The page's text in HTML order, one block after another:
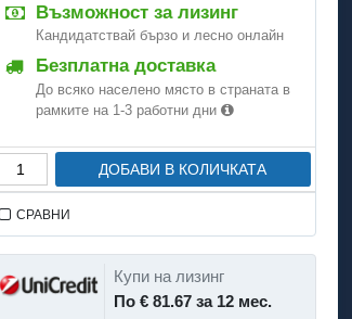
Възможност за лизинг
Кандидатствай бързо и лесно онлайн
Безплатна доставка
До всяко населено място в страната в
рамките на 1-3 работни дни
ДОБАВИ В КОЛИЧКАТА
СРАВНИ
Купи на лизинг
По € 81.67 за 12 мес.